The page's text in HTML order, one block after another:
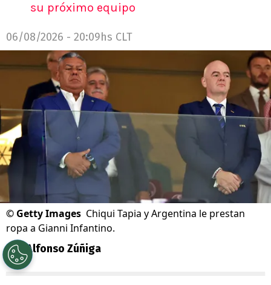
su próximo equipo
06/08/2026 - 20:09hs CLT
© Getty Images Chiqui Tapia y Argentina le prestan
ropa a Gianni Infantino.
Por Alfonso Zúñiga